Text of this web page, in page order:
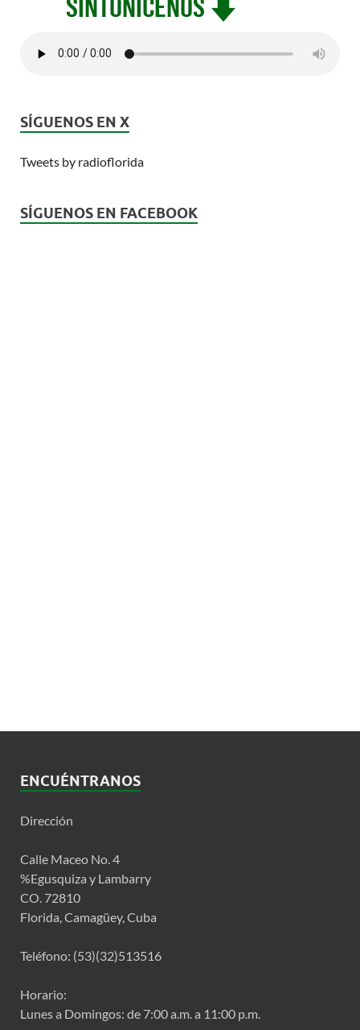
SÍGUENOS EN X
Tweets by radioflorida
SÍGUENOS EN FACEBOOK
ENCUÉNTRANOS
Dirección
Calle Maceo No. 4
%Egusquiza y Lambarry
CO. 72810
Florida, Camagüey, Cuba
Teléfono: (53)(32)513516
Horario:
Lunes a Domingos: de 7:00 a.m. a 11:00 p.m.